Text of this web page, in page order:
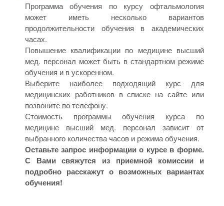
Программа обучения по курсу офтальмология
может иметь несколько вариантов
продолжительности обучения в академических
часах.
Повышение квалификации по медицине высший
мед. персонал может быть в стандартном режиме
обучения и в ускоренном.
Выберите наиболее подходящий курс для
медицинских работников в списке на сайте или
позвоните по телефону.
Стоимость программы обучения курса по
медицине высший мед. персонал зависит от
выбранного количества часов и режима обучения.
Оставьте запрос информации о курсе в форме.
С Вами свяжутся из приемной комиссии и
подробно расскажут о возможных вариантах
обучения!